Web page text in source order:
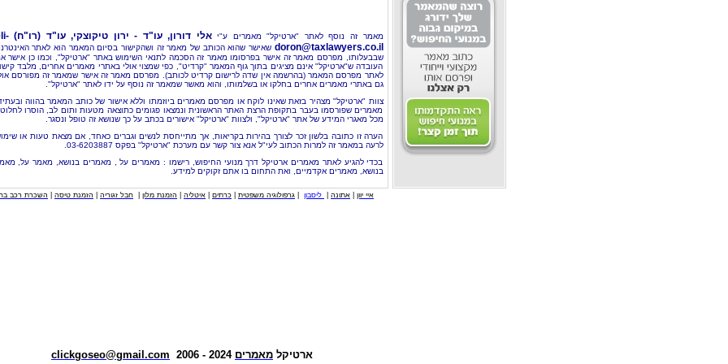
מאמר זה נוסף לאתר "ארטיקל" מאמרים ע"יאלי דורון, עו"ד - ירון טיקוצקי, עו"ד (רו"ח)
doron@taxlawyers.co.il שאישר שהוא הכותב של מאמר זה ושהקישור בסיום המאמר הוא לאתר
שבבעלותו, מפרסם מאמר זה אישר בפרסומו מאמר זה הסכמה לתנאי השימוש באתר "ארטיקל", וכמו כן אישר
העובדה ש"ארטיקל" אינם מציגים בתוך גוף המאמר "קרדיט", כפי שמצוי אולי באתרי מאמרים אחרים, מלבד
לאתר מפרסם המאמר (בהרשמה אין שדה לרישום קרדיט לכותב). מפרסם מאמר זה אישר שמאמר זה מפורסם
גם באתרי מאמרים אחרים בחלקו או בשלמותו, והוא מאשר שמאמר זה נוסף על ידו לאתר "ארטיקל".
צוות "ארטיקל" מצהיר בזאת שאינו לוקח או מפרסם מאמרים ביוזמתו וללא אישור של כותב המאמר בהווה
מאמרים שפורסמו בעבר בתקופת הרצת האתר הראשונית ונמצאו פגומים כתוצאה מטעות ותום לב, הוסרו
מכל מאגרי המידע של אתר "ארטיקל", ולצוות "ארטיקל" אישורים בכתב על כך שנושא זה טופל ונסגר.
הערה זו כתובה בלשון זכר לצורך בהירות בקריאות, אך מתייחסת לנשים וגברים כאחד, אם מצאת טעות או
לרעה במאמר זה למרות הכתוב לעי"ל אנא צור קשר עם מערכת "ארטיקל" בפקס 03-6203887.
בכדי להגיע לאתר מאמרים ארטיקל דרך מנועי החיפוש, רישמו : מאמרים על , מאמרים בנושא, מאמר על,
בנושא, מאמרים אקדמיים, ואת התחום בו אתם זקוקים למידע.
איי יוון אתונה ליסבון גרפולוגיה משפטית כרתים איטליה הזמנת מלון חבל זגוריה הזמנת טיסה השכרת רכב
ארטיקל מאמרים 2024 - 2006
clickgoseo@gmail.com